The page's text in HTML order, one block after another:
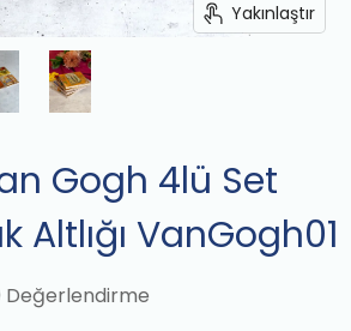
Yakınlaştır
Gogh 4lü Set
Altlığı VanGogh01
Değerlendirme